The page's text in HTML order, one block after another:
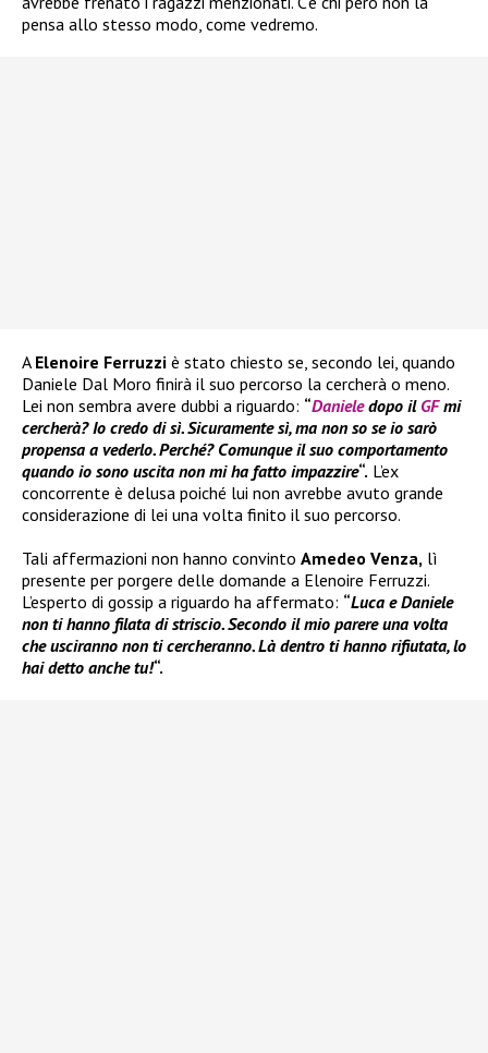
pensa allo stesso modo, come vedremo.
A Elenoire Ferruzzi è stato chiesto se, secondo lei, quando
Daniele Dal Moro finirà il suo percorso la cercherà o meno.
Lei non sembra avere dubbi a riguardo: “Danieledopo il GFmi
cercherà? Io credo di sì. Sicuramente sì, ma non so se io sarò
propensa a vederlo. Perché? Comunque il suo comportamento
quando io sono uscita non mi ha fatto impazzire“. L’ex
concorrente è delusa poiché lui non avrebbe avuto grande
considerazione di lei una volta finito il suo percorso.
Tali affermazioni non hanno convinto Amedeo Venza, lì
presente per porgere delle domande a Elenoire Ferruzzi.
L’esperto di gossip a riguardo ha affermato: “Luca e Daniele
non ti hanno filata di striscio. Secondo il mio parere una volta
che usciranno non ti cercheranno. Là dentro ti hanno rifiutata, lo
hai detto anche tu!“.